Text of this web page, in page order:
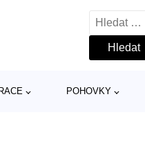
Vyhledávání
POHOVKY